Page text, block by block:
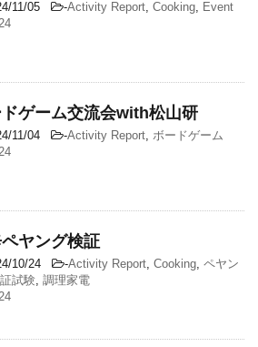
11/05 -Activity Report, Cooking, Event
ゲーム交流会with松山研
11/04 -Activity Report, ボードゲーム
ヤング検証
10/24 -Activity Report, Cooking, ペヤン
試験, 調理家電